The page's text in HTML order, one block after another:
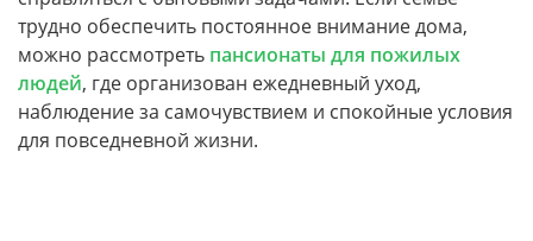
трудно обеспечить постоянное внимание дома,
можно рассмотреть пансионаты для пожилых
людей, где организован ежедневный уход,
наблюдение за самочувствием и спокойные условия
для повседневной жизни.